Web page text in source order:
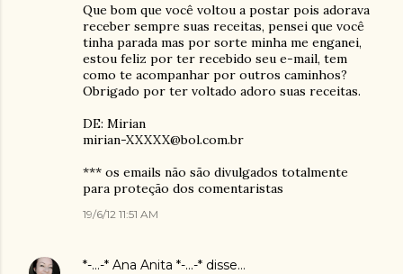
Que bom que você voltou a postar pois adorava
receber sempre suas receitas, pensei que você
tinha parada mas por sorte minha me enganei,
estou feliz por ter recebido seu e-mail, tem
como te acompanhar por outros caminhos?
Obrigado por ter voltado adoro suas receitas.
DE: Mirian
mirian-XXXXX@bol.com.br
*** os emails não são divulgados totalmente
para proteção dos comentaristas
19/6/12 11:51 AM
*-...-* Ana Anita *-...-* disse…